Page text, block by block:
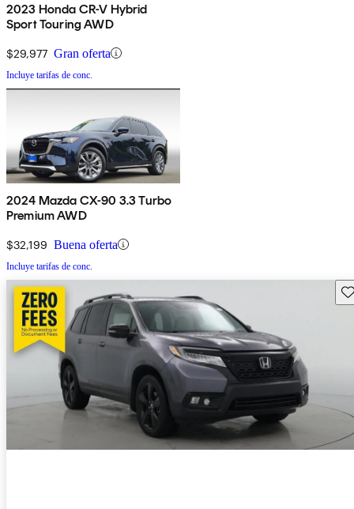
2023 Honda CR-V Hybrid
Sport Touring AWD
$29,977 Gran oferta
Incluye tarifas de conc.
2024 Mazda CX-90 3.3 Turbo
Premium AWD
$32,199 Buena oferta
Incluye tarifas de conc.